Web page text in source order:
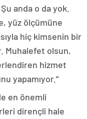
anda o da yok.
yüz ölçümüne
hiç kimsenin bir
Muhalefet olsun,
hizmet
yapamıyor.”
en önemli
dirençli hale